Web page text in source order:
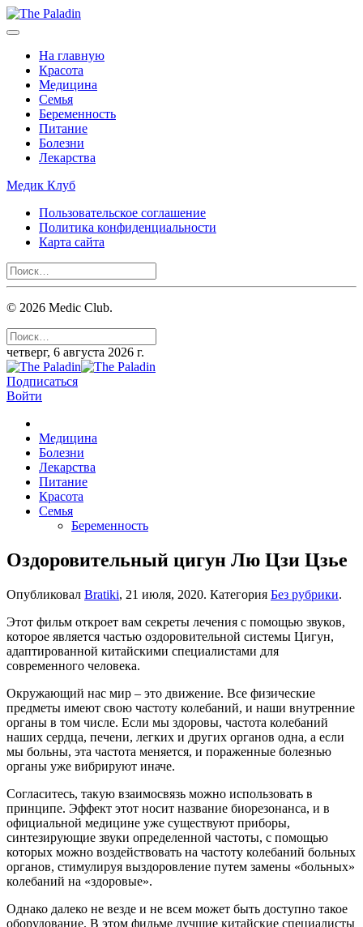
На главную
Красота
Медицина
Семья
Беременность
Питание
Болезни
Лекарства
Медик Клуб
Пользовательское соглашение
Политика конфиденциальности
Карта сайта
© 2026 Medic Club.
четверг, 6 августа 2026 г.
Подписаться
Войти
Медицина
Болезни
Лекарства
Питание
Красота
Семья
Беременность
Оздоровительный цигун Лю Цзи Цзье
Опубликовал Bratiki, 21 июля, 2020. Категория Без рубрики.
Этот фильм откроет вам секреты лечения с помощью звуков,
которое является частью оздоровительной системы Цигун,
адаптированной китайскими специалистами для
современного человека.
Окружающий нас мир – это движение. Все физические
предметы имеют свою частоту колебаний, и наши внутренние
органы в том числе. Если мы здоровы, частота колебаний
наших сердца, печени, легких и других органов одна, а если
мы больны, эта частота меняется, и пораженные болезнью
органы уже вибрируют иначе.
Согласитесь, такую взаимосвязь можно использовать в
принципе. Эффект этот носит название биорезонанса, и в
официальной медицине уже существуют приборы,
синтезирующие звуки определенной частоты, с помощью
которых можно воздействовать на частоту колебаний больных
органов, стимулируя выздоровление путем замены «больных»
колебаний на «здоровые».
Однако далеко не везде и не всем может быть доступно такое
оборудование. В этом фильме лучшие китайские специалисты